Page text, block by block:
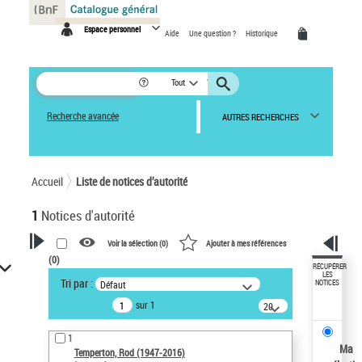
Espace personnel Aide Une question ? Historique
Tout
Recherche avancée AUTRES RECHERCHES
Accueil Liste de notices d’autorité
1 Notices d'autorité
VOTRE RECHERCHE
Recherche avancée dans les
notices d’autorité
Œuvres liées à l'auteur :
Temperton, Rod (1947-2016)
Voir la sélection (0) Ajouter à mes références
(0)
Tri par : Défaut
sur 1
20
résultats/page
1
Temperton, Rod (1947-2016)
RÉCUPÉRER
LES
NOTICES
Ma
Panneau de gestion des cookies